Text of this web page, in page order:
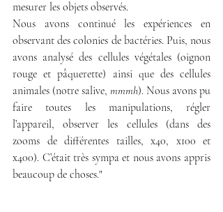
mesurer les objets observés.
Nous avons continué les expériences en
observant des colonies de bactéries. Puis, nous
avons analysé des cellules végétales (oignon
rouge et pâquerette) ainsi que des cellules
animales (notre salive, mmmh). Nous avons pu
faire toutes les manipulations, régler
l’appareil, observer les cellules (dans des
zooms de différentes tailles, x40, x100 et
x400). C’était très sympa et nous avons appris
beaucoup de choses."